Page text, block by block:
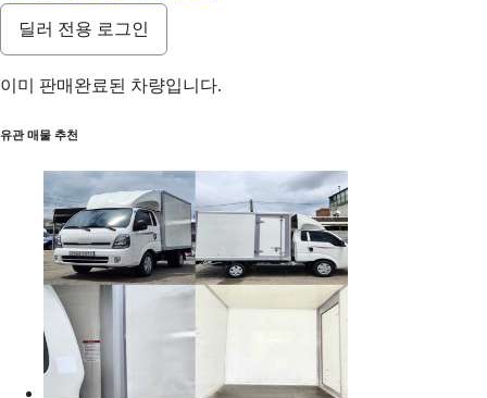
딜러 전용 로그인
이미 판매완료된 차량입니다.
유관 매물 추천